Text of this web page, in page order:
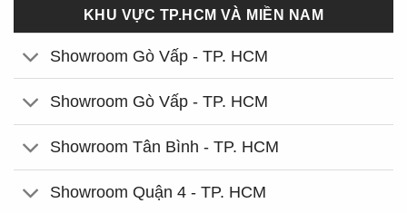
KHU VỰC TP.HCM VÀ MIỀN NAM
Showroom Gò Vấp - TP. HCM
Showroom Gò Vấp - TP. HCM
Showroom Tân Bình - TP. HCM
Showroom Quận 4 - TP. HCM